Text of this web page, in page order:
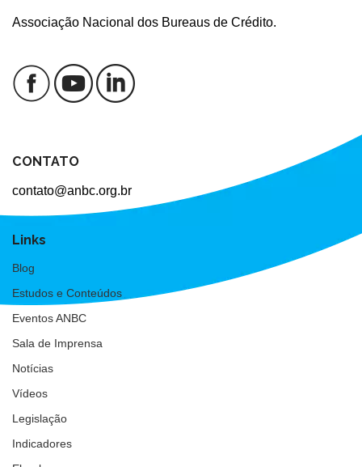
Associação Nacional dos Bureaus de Crédito.
CONTATO
contato@anbc.org.br
Links
Blog
Estudos e Conteúdos
Eventos ANBC
Sala de Imprensa
Notícias
Vídeos
Legislação
Indicadores